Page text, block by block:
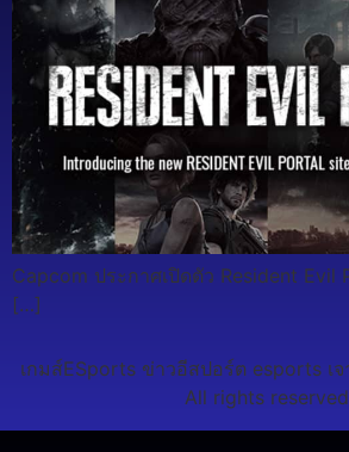
Capcom ประกาศเปิดตัว Resident Evil
[…]
เกมส์ESports ข่าวอีสปอร์ต esports เ
All rights reserved